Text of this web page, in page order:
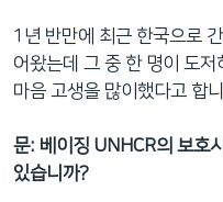
1년 반만에 최근 한국으로
어왔는데 그 중 한 명이 도
마음 고생을 많이했다고 합
문: 베이징 UNHCR의 보호
있습니까?